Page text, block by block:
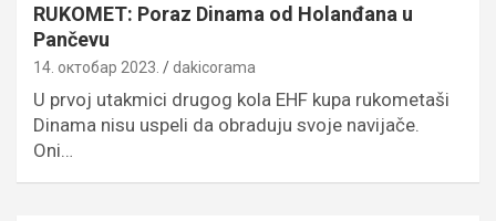
RUKOMET: Poraz Dinama od Holanđana u
Pančevu
14. октобар 2023. dakicorama
U prvoj utakmici drugog kola EHF kupa rukometaši
Dinama nisu uspeli da obraduju svoje navijače.
Oni…